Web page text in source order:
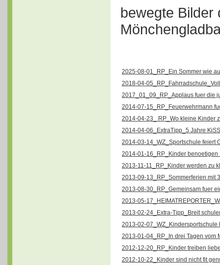
bewegte Bilder
2025-08-01_RP_Ein Sommer wie
2018-04-
2017_01_09_RP_Applaus fuer die
2014-07-15_RP_Feuerwehrmann
2014-04-23_ RP_Wo kleine Kinder
2014-04-06_ExtraTipp_5 Jahre
2014-03-14_WZ_Sportschule feiert
2014-01-16_RP_Kinder benoetigen
2013-11-11_RP_Kinder werden zu
2013-09-13_RP_Sommerferien mit
2013-08-30_RP_Gemeinsam fuer
2013-05-
2013-02-24_Extra-Tipp_Breit
2013-02-07_WZ_Kindersportschule
2013-01-04_RP_In drei Tagen vom
2012-12-20_RP_Kinder treiben
2012-10-22_Kinder sind nicht fit